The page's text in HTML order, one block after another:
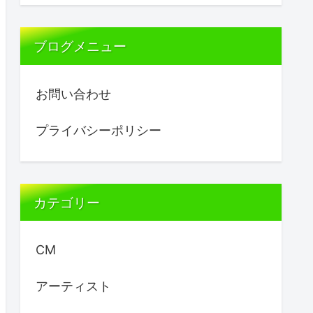
ブログメニュー
お問い合わせ
プライバシーポリシー
カテゴリー
CM
アーティスト